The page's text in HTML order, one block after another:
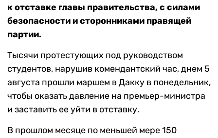
к отставке главы правительства, с силами
безопасности и сторонниками правящей
партии.
Тысячи протестующих под руководством
студентов, нарушив комендантский час, днем 5
августа прошли маршем в Дакку в понедельник,
чтобы оказать давление на премьер-министра
и заставить ее уйти в отставку.
В прошлом месяце по меньшей мере 150